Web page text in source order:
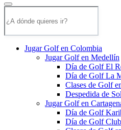
Jugar Golf en Colombia
Jugar Golf en Medellín
Día de Golf El
Día de Golf La
Clases de Golf
Despedida de
Jugar Golf en
Día de Golf
Día de Golf